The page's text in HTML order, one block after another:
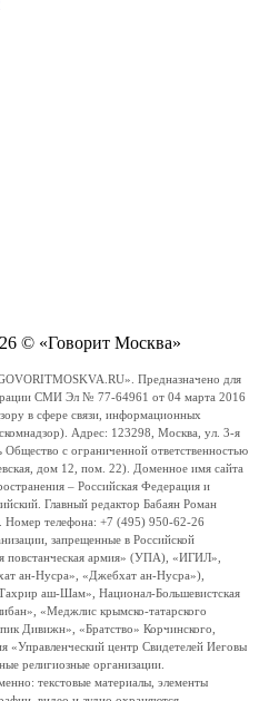
© «Говорит Москва»
Предназначено для
СМИ Эл № 77-64961 от 04 марта 2016
в сфере связи, информационных
Адрес: 123298, Москва, ул. 3-я
с ограниченной ответственностью
дом 12, пом. 22). Доменное имя сайта
– Российская Федерация и
Главный редактор Бабаян Роман
Номер телефона: +7 (495) 950-62-26
запрещенные в Российской
повстанческая армия» (УПА), «ИГИЛ»,
ан-Нусра», «Джебхат ан-Нусра»),
аш-Шам», Национал-Большевистская
«Меджлис крымско-татарского
Дивижн», «Братство» Корчинского,
«Управленческий центр Свидетелей Иеговы
религиозные организации.
текстовые материалы, элементы